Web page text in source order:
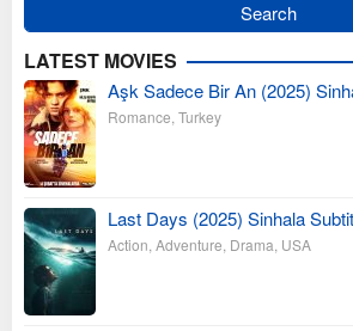
LATEST MOVIES
Aşk Sadece Bir An (2025)
Romance Turkey
Last Days (2025) Sinhala
Action Adventure Drama USA